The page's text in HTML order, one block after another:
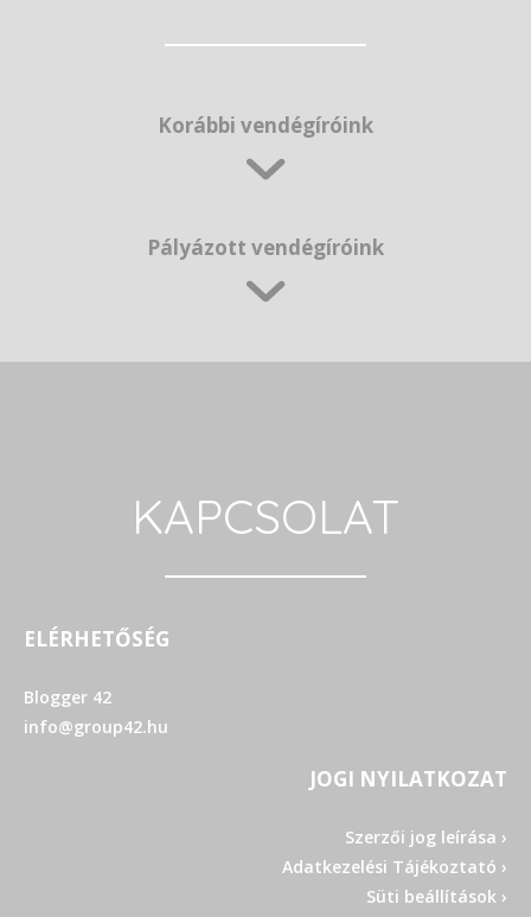
Korábbi vendégíróink
Pályázott vendégíróink
KAPCSOLAT
ELÉRHETŐSÉG
Blogger 42
info@group42.hu
JOGI NYILATKOZAT
Szerzői jog leírása ›
Adatkezelési Tájékoztató ›
Süti beállítások ›